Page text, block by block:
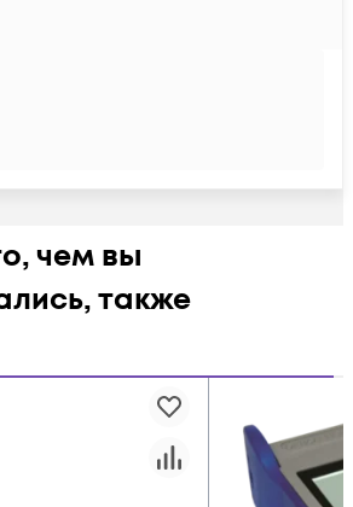
чем вы
также